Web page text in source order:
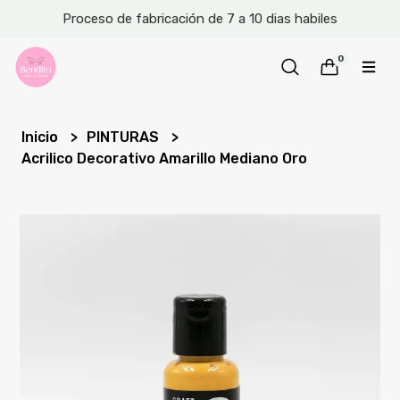
Proceso de fabricación de 7 a 10 dias habiles
0
Inicio
PINTURAS
Acrilico Decorativo Amarillo Mediano Oro